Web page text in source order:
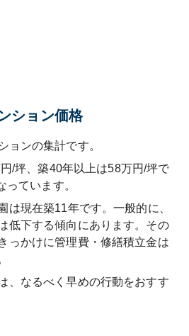
ション価格
ョンの集計です。
/坪、築40年以上は58万円/坪で
ています。
は現在築11年です。一般的に、
低下する傾向にあります。その
っかけに管理費・修繕積立金は
、なるべく早めの行動をおすす